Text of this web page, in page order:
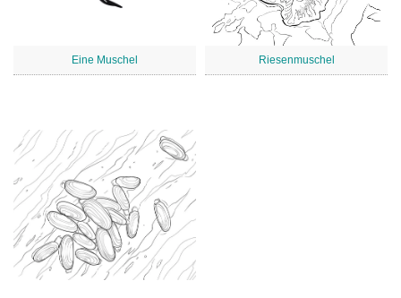
Eine Muschel Riesenmuschel